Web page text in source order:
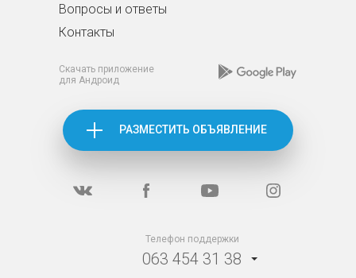
Вопросы и ответы
Контакты
Скачать приложение
для Андроид
РАЗМЕСТИТЬ ОБЪЯВЛЕНИЕ
Телефон поддержки
063 454 31 38